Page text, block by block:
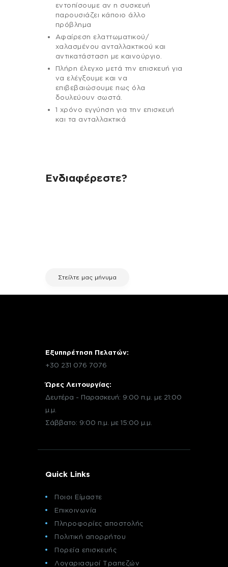
εντοπίσουμε αν η συσκευή
παρουσιάζει κάποιο άλλο
πρόβλημα
Αφαίρεση ελαττωματικού/
χαλασμένου ανταλλακτικού και
αντικατάσταση με καινούργιο.
Πλήρη έλεγχο μετά την επισκευή για
να ελέγξουμε και να
επιβεβαιώσουμε πως όλα
δουλεύουν σωστά.
1 χρόνο εγγύηση για την επισκευή
και τα ανταλλακτικά
Ενδιαφέρεστε?
Στείλτε μας μήνυμα
Εξυπηρέτηση Πελατών:
+30 231 076 7076
Ώρες Λειτουργίας:
Δευτέρα - Παρασκευή: 9:00 π.μ. με 21:00
μ.μ.
Σάββατο: 9:00 π.μ. με 15:00 μ.μ.
Quick Links
Ποιοι Είμαστε
Επικοινωνία
Πληροφορίες αποστολής
Πολιτική απορρήτου
Πορεία επισκευής
Λογαριασμοί Τραπεζών